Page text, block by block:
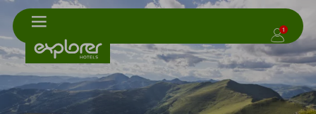
1